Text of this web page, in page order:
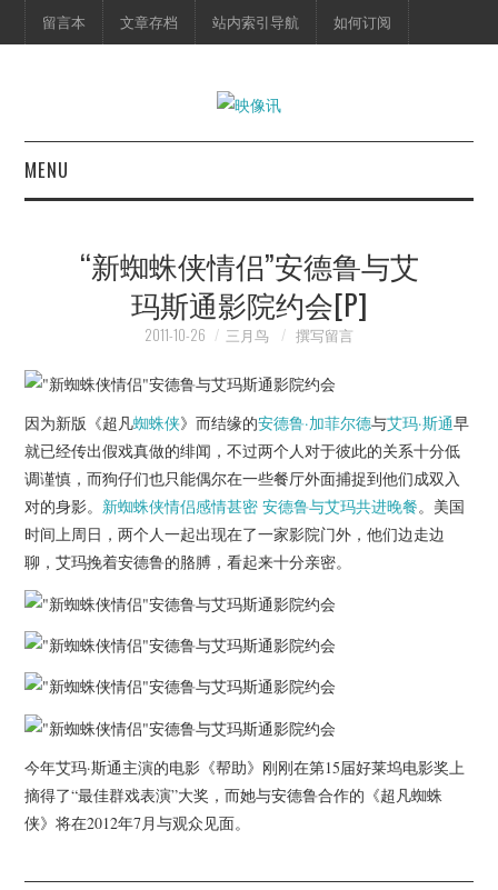
留言本 文章存档 站内索引导航 如何订阅
MENU
映像快讯
海报剧照
脱口秀
杂七杂八
美剧英剧
推荐电影
“新蜘蛛侠情侣”安德鲁与艾
玛斯通影院约会[P]
2011-10-26 三月鸟 撰写留言
因为新版《超凡蜘蛛侠》而结缘的安德鲁·加菲尔德与艾玛·斯通早
就已经传出假戏真做的绯闻，不过两个人对于彼此的关系十分低
调谨慎，而狗仔们也只能偶尔在一些餐厅外面捕捉到他们成双入
对的身影。 新蜘蛛侠情侣感情甚密 安德鲁与艾玛共进晚餐。美国
时间上周日，两个人一起出现在了一家影院门外，他们边走边
聊，艾玛挽着安德鲁的胳膊，看起来十分亲密。
今年艾玛·斯通主演的电影《帮助》刚刚在第15届好莱坞电影奖上
摘得了“最佳群戏表演”大奖，而她与安德鲁合作的《超凡蜘蛛
侠》将在2012年7月与观众见面。